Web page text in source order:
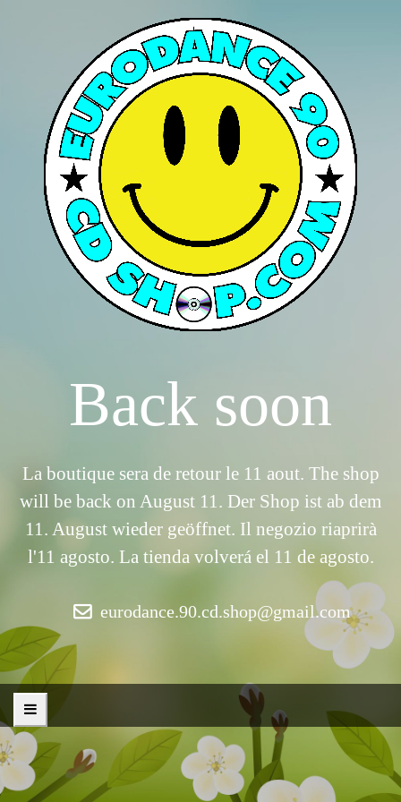
Back soon
La boutique sera de retour le 11 aout. The shop
will be back on August 11. Der Shop ist ab dem
11. August wieder geöffnet. Il negozio riaprirà
l'11 agosto. La tienda volverá el 11 de agosto.
eurodance.90.cd.shop@gmail.com